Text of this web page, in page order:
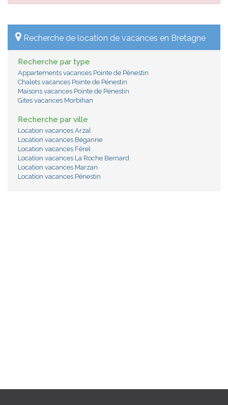
Recherche de location de vacances en Bretagne
Recherche par type
Appartements vacances Pointe de Pénestin
Chalets vacances Pointe de Pénestin
Maisons vacances Pointe de Pénestin
Gites vacances Morbihan
Recherche par ville
Location vacances Arzal
Location vacances Béganne
Location vacances Férel
Location vacances La Roche Bernard
Location vacances Marzan
Location vacances Pénestin